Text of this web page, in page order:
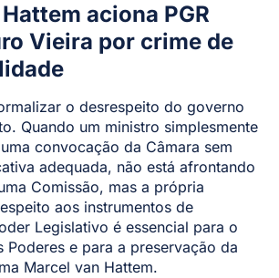
aciona PGR
Vieira por crime de
o desrespeito do governo
Quando um ministro simplesmente
convocação da Câmara sem
adequada, não está afrontando
Comissão, mas a própria
aos instrumentos de
Legislativo é essencial para o
Poderes e para a preservação da
Marcel van Hattem.